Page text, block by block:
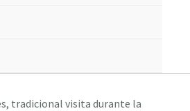
tradicional visita durante la